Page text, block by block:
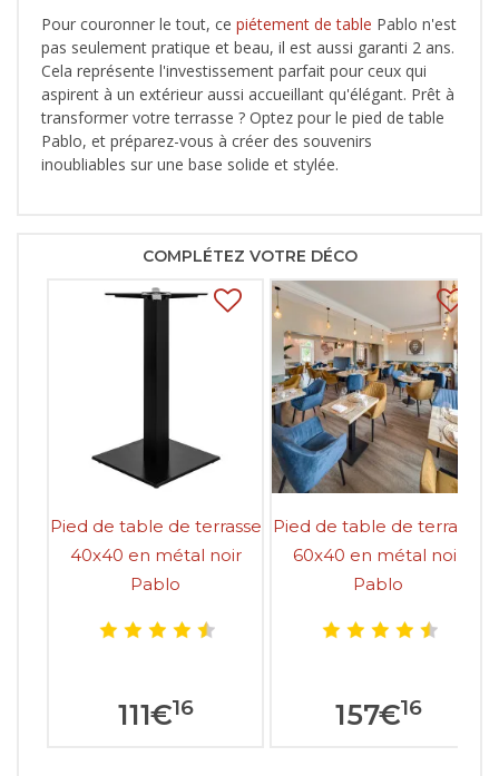
Pour couronner le tout, ce piétement de table Pablo n'est
pas seulement pratique et beau, il est aussi garanti 2 ans.
Cela représente l'investissement parfait pour ceux qui
aspirent à un extérieur aussi accueillant qu'élégant. Prêt à
transformer votre terrasse ? Optez pour le pied de table
Pablo, et préparez-vous à créer des souvenirs
inoubliables sur une base solide et stylée.
COMPLÉTEZ VOTRE DÉCO
Pied de table de terrasse
40x40 en métal noir
Pablo
111€16
Pied de table de terrasse
60x40 en métal noir
Pablo
157€16